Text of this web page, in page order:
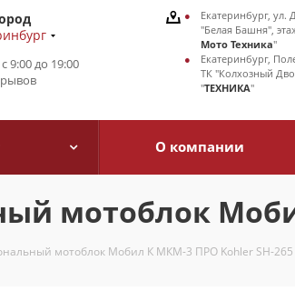
9:00 до 19:00
Екатеринбург, ул.
"Белая Башня",
Мото Техника"
Екатеринбург,
ТК "Колхозный
"ТЕХНИКА"
О компании
мотоблок
мотоблок Мобил К МКМ-3 ПРО Kohler SH-265